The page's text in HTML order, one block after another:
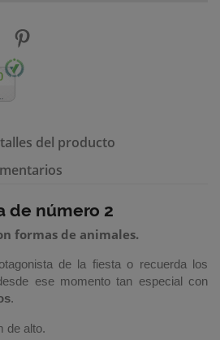
del producto
de número 2
formas de animales.
de la fiesta o recuerda los
ese momento tan especial con
.
de alto.